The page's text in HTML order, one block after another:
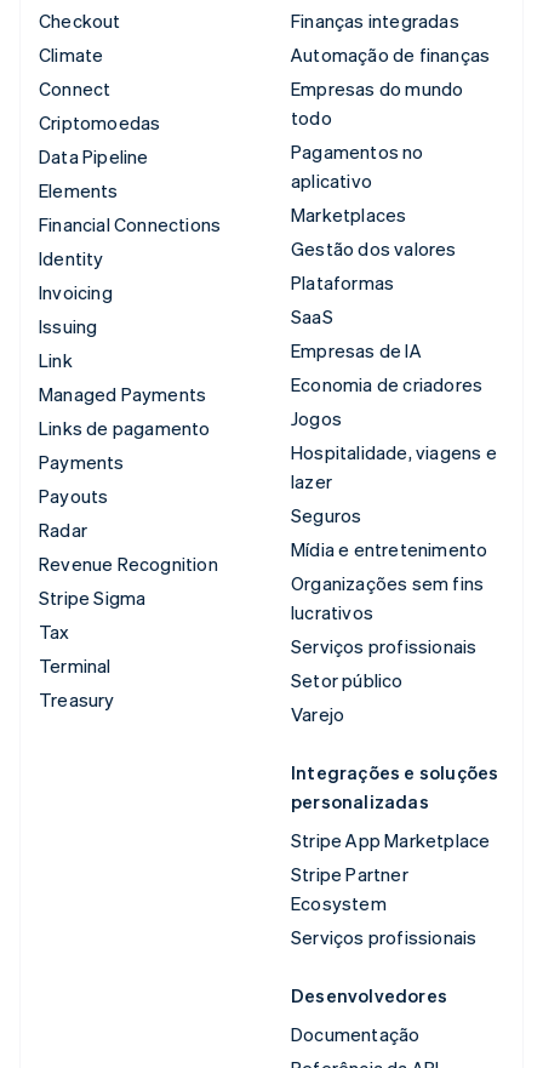
Checkout
Climate
Connect
Criptomoedas
Data Pipeline
Elements
Financial Connections
Identity
Invoicing
Issuing
Link
Managed Payments
Links de pagamento
Payments
Payouts
Radar
Revenue Recognition
Stripe Sigma
Tax
Terminal
Treasury
Finanças integradas
Automação de finanças
Empresas do mundo
todo
Pagamentos no
aplicativo
Marketplaces
Gestão dos valores
Plataformas
SaaS
Empresas de IA
Economia de criadores
Jogos
Hospitalidade, viagens e
lazer
Seguros
Mídia e entretenimento
Organizações sem fins
lucrativos
Serviços profissionais
Setor público
Varejo
Integrações e soluções
personalizadas
Stripe App Marketplace
Stripe Partner
Ecosystem
Serviços profissionais
Desenvolvedores
Documentação